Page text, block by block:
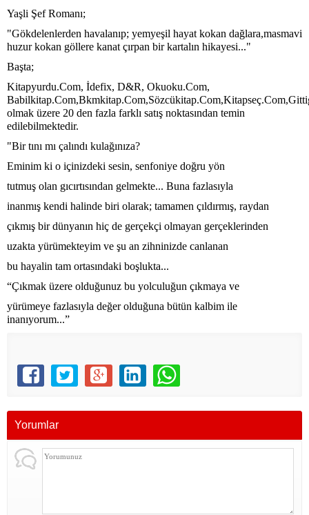
Yaşli Şef Romanı;
"Gökdelenlerden havalanıp; yemyeşil hayat kokan dağlara,masmavi
huzur kokan göllere kanat çırpan bir kartalın hikayesi..."
Başta;
Kitapyurdu.Com, İdefix, D&R, Okuoku.Com,
olmak üzere 20 den fazla farklı satış noktasından temin
edilebilmektedir.
"Bir tını mı çalındı kulağınıza?
Eminim ki o içinizdeki sesin, senfoniye doğru yön
tutmuş olan gıcırtısından gelmekte... Buna fazlasıyla
inanmış kendi halinde biri olarak; tamamen çıldırmış, raydan
çıkmış bir dünyanın hiç de gerçekçi olmayan gerçeklerinden
uzakta yürümekteyim ve şu an zihninizde canlanan
bu hayalin tam ortasındaki boşlukta...
“Çıkmak üzere olduğunuz bu yolculuğun çıkmaya ve
yürümeye fazlasıyla değer olduğuna bütün kalbim ile
inanıyorum...”
Yorumlar